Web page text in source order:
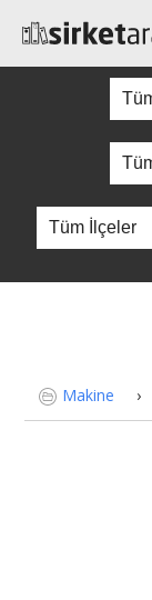
Makine ›